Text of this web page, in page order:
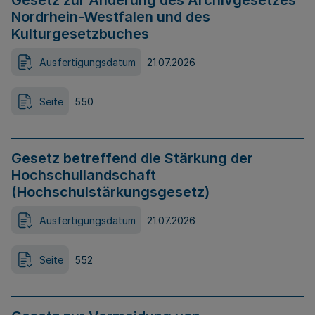
Nordrhein-Westfalen und des
Kulturgesetzbuches
Ausfertigungsdatum 21.07.2026
Seite 550
Gesetz betreffend die Stärkung der
Hochschullandschaft
(Hochschulstärkungsgesetz)
Ausfertigungsdatum 21.07.2026
Seite 552